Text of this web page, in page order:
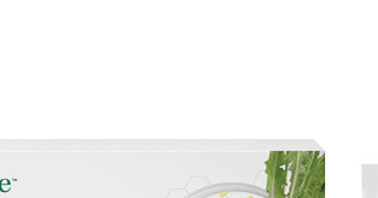
たんぱく質